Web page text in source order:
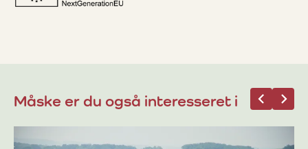
Måske er du også interesseret i